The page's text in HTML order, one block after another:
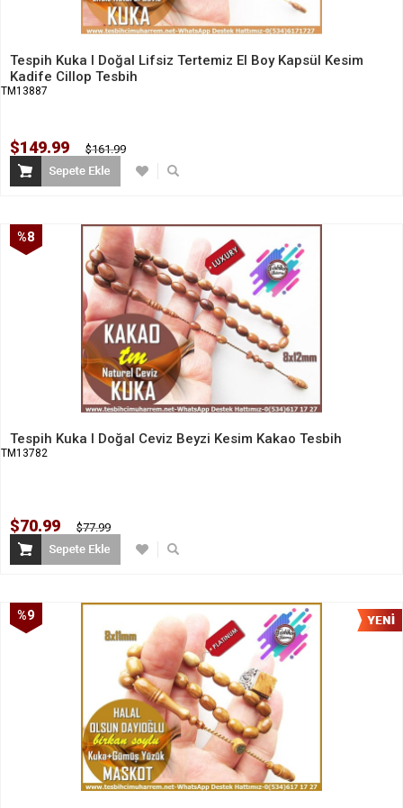
Tespih Kuka I Doğal Lifsiz Tertemiz El Boy Kapsül Kesim
Kadife Cillop Tesbih
TM13887
$149.99 $161.99
Tespih Kuka l Doğal Ceviz Beyzi Kesim Kakao Tesbih
TM13782
$70.99 $77.99
%8
%9